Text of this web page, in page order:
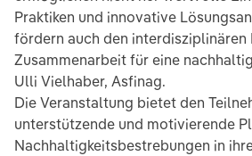
Praktiken und innovative
fördern auch den interdisziplinären
Zusammenarbeit für eine
Ulli Vielhaber, Asfinag.
Die Veranstaltung bietet den
unterstützende und motivierende
Nachhaltigkeitsbestrebungen in